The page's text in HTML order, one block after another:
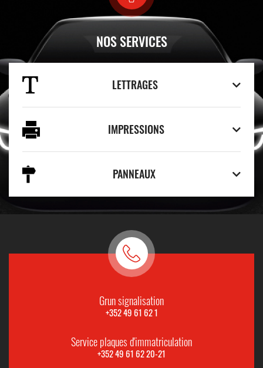
NOS SERVICES
LETTRAGES
IMPRESSIONS
PANNEAUX
Grun signalisation
+352 49 61 62 1
Service plaques d'immatriculation
+352 49 61 62 20-21